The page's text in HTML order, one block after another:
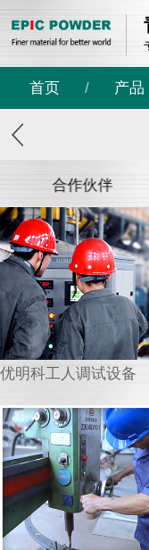
首页 / 产品
合作伙伴
优明科工人调试设备